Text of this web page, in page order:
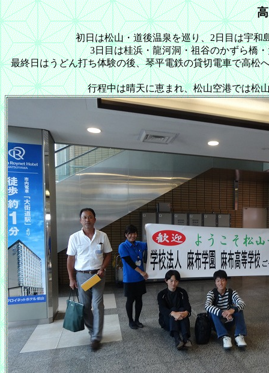
初日は松山・道後温泉を巡り、2日目は宇
3日目は桂浜・龍河洞・祖谷のかずら橋
最終日はうどん打ち体験の後、琴平電鉄の貸切電車で高松
行程中は晴天に恵まれ、松山空港では松